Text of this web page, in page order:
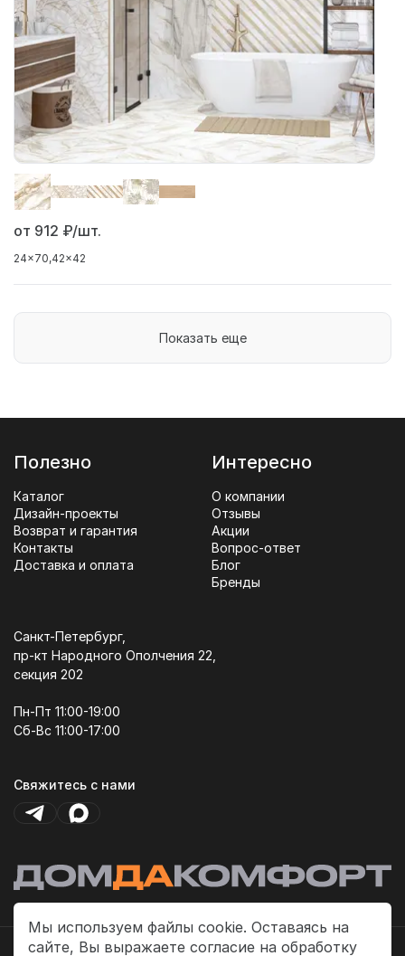
Мы используем файлы cookie. Оставаясь на
сайте, Вы выражаете согласие на обработку
от 912 ₽/шт.
24x70 42x42
Показать еще
Полезно
Каталог
Дизайн-проекты
Возврат и гарантия
Контакты
Доставка и оплата
Интересно
О компании
Отзывы
Акции
Вопрос-ответ
Блог
Бренды
Санкт-Петербург,
пр-кт Народного Ополчения 22,
секция 202
Пн-Пт 11:00-19:00
Сб-Вс 11:00-17:00
Свяжитесь с нами